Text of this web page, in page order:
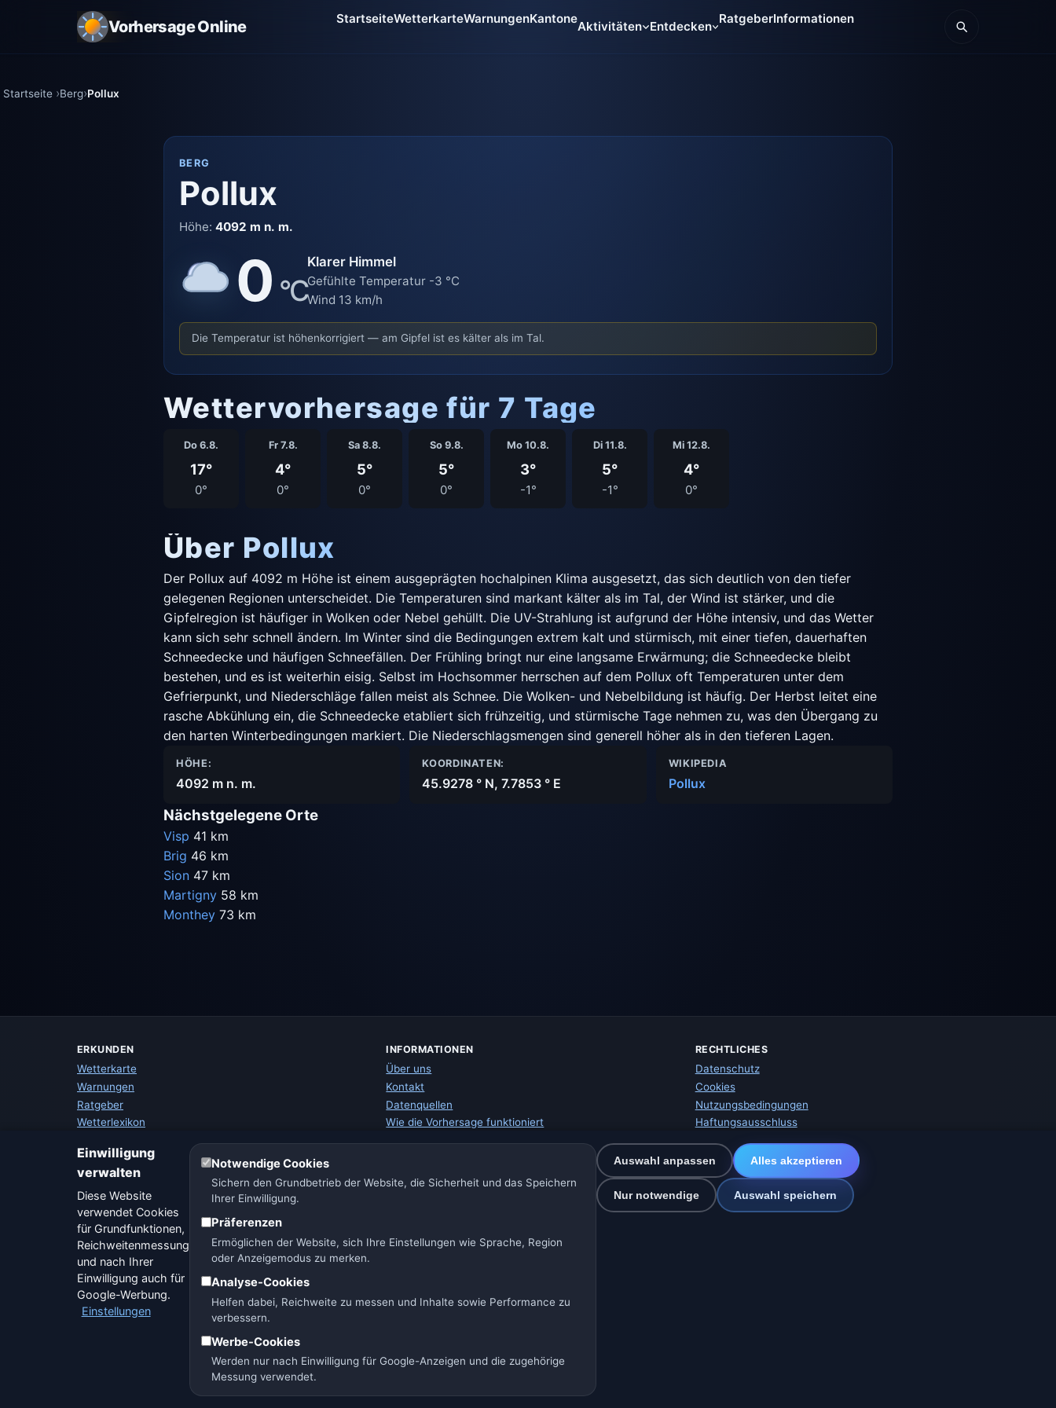
Vorhersage Online StartseiteWetterkarteWarnungenKantone
Aktivitäten Entdecken
RatgeberInformationen
Startseite Berg Pollux
BERG
Pollux
Höhe:4092 m n. m.
0 °C
Klarer Himmel
Gefühlte Temperatur -3 °C
Wind 13 km/h
Die Temperatur ist höhenkorrigiert — am Gipfel ist es kälter als im Tal.
Wettervorhersage für 7 Tage
Do 6.8.
17°
0°
Fr 7.8.
4°
0°
Sa 8.8.
5°
0°
So 9.8.
5°
0°
Mo 10.8.
3°
-1°
Di 11.8.
5°
-1°
Mi 12.8.
4°
0°
Über Pollux
Der Pollux auf 4092 m Höhe ist einem ausgeprägten hochalpinen Klima ausgesetzt, das sich deutlich von den tiefer
gelegenen Regionen unterscheidet. Die Temperaturen sind markant kälter als im Tal, der Wind ist stärker, und die
Gipfelregion ist häufiger in Wolken oder Nebel gehüllt. Die UV-Strahlung ist aufgrund der Höhe intensiv, und das Wetter
kann sich sehr schnell ändern. Im Winter sind die Bedingungen extrem kalt und stürmisch, mit einer tiefen, dauerhaften
Schneedecke und häufigen Schneefällen. Der Frühling bringt nur eine langsame Erwärmung; die Schneedecke bleibt
bestehen, und es ist weiterhin eisig. Selbst im Hochsommer herrschen auf dem Pollux oft Temperaturen unter dem
Gefrierpunkt, und Niederschläge fallen meist als Schnee. Die Wolken- und Nebelbildung ist häufig. Der Herbst leitet eine
rasche Abkühlung ein, die Schneedecke etabliert sich frühzeitig, und stürmische Tage nehmen zu, was den Übergang zu
den harten Winterbedingungen markiert. Die Niederschlagsmengen sind generell höher als in den tieferen Lagen.
HÖHE:
4092 m n. m.
KOORDINATEN:
45.9278 ° N, 7.7853 ° E
WIKIPEDIA
Pollux
Nächstgelegene Orte
Visp 41 km
Brig 46 km
Sion 47 km
Martigny 58 km
Monthey 73 km
ERKUNDEN
Wetterkarte
Warnungen
Ratgeber
Wetterlexikon
Wetter-Widget
INFORMATIONEN
Über uns
Kontakt
Datenquellen
Wie die Vorhersage funktioniert
Wie wir mit Daten arbeiten
RECHTLICHES
Datenschutz
Cookies
Nutzungsbedingungen
Haftungsausschluss
Impressum
Wir helfen Tieren
Sitemap
Einstellungen
🇩🇪 Wetter Deutschland 🇦🇹 Wetter Österreich
🇨🇿 Tschechien
🇭🇷 Kroatien 🇧🇬 Bulgarien 🇩🇪🇦🇹🇨🇭 Deutschland / Österreich / Schweiz
Betreiber: Spolek Minizoo.cz z.s. | Vereins-Nr.: 21135550 |
© 2026 Vorhersage Online · Daten: Open-Meteo (ECMWF, ICON) · BrightSky · OpenWeatherMap · Warnungen: MeteoSchweiz
Einwilligung
verwalten
Diese Website
verwendet Cookies
für Grundfunktionen,
Reichweitenmessung
und nach Ihrer
Einwilligung auch für
Google-Werbung.
Einstellungen
Notwendige Cookies
Sichern den Grundbetrieb der Website, die Sicherheit und das Speichern
Ihrer Einwilligung.
Präferenzen
Ermöglichen der Website, sich Ihre Einstellungen wie Sprache, Region
oder Anzeigemodus zu merken.
Analyse-Cookies
Helfen dabei, Reichweite zu messen und Inhalte sowie Performance zu
verbessern.
Werbe-Cookies
Werden nur nach Einwilligung für Google-Anzeigen und die zugehörige
Messung verwendet.
Auswahl anpassen Alles akzeptieren
Nur notwendige Auswahl speichern